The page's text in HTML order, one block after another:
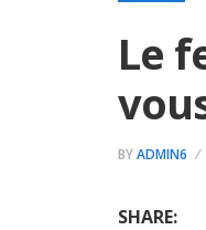
Le
BYADMIN6
SHARE: